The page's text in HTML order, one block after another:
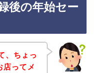
後の年始セー
、ちょっ
店ってメ